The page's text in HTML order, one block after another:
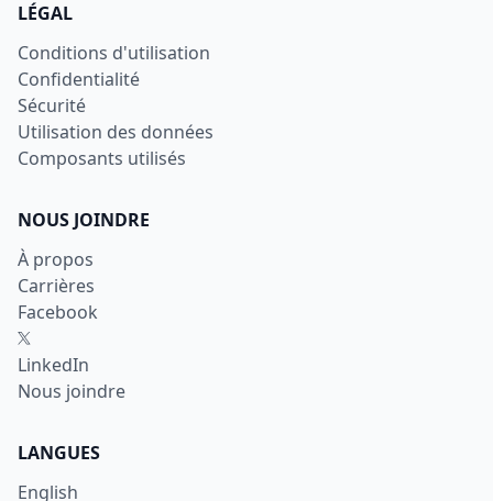
LÉGAL
Conditions d'utilisation
Confidentialité
Sécurité
Utilisation des données
Composants utilisés
NOUS JOINDRE
À propos
Carrières
Facebook
X
LinkedIn
Nous joindre
LANGUES
English